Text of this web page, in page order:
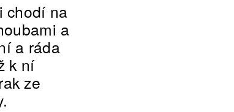
chodí na
a
a ráda
k ní
ze